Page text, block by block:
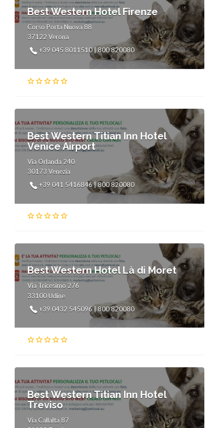
Best Western Hotel Firenze
Corso Porta Nuova 88
37122 Verona
+39 045 8011510 | 800 820080
Best Western Titian Inn Hotel
Venice Airport
Via Orlanda 240
30173 Venezia
+39 041 5416846 | 800 820080
Best Western Hotel Là di Moret
Via Tricesimo 276
33100 Udine
+39 0432 545096 | 800 820080
Best Western Titian Inn Hotel
Treviso
Via Callalta 87